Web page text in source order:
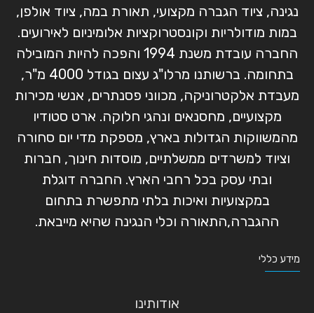
נגינה, ציוד הגברה מקצועי, תאורת במה, ציוד אולפן,
במות מודולריות וקונסטרוקציות אלומיניום לאירועים.
החברה עובדת משנת 1994 והפכה להיות המובילה
בתחומה. ברשותנו מרלו"ג עצום בגודל 4000 מ"ר,
מעבדת אלקטרוניקה, מכווני פסנתרים, אנשי מכירות
מקצועיים, מחסנאים ונהגי חלוקה. ארט סטודיו
מהמשווקות הגדולות בארץ, מספקת מדי יום סחורה
וציוד למשרדים ממשלתיים, מוסדות חינוך, חברות
ובתי עסק בכל רחבי הארץ. החברה דוגלת
במקצועיות ואיכות בלתי מתפשרת בתחום
ההגברה,התאורה וכלי הנגינה שהיא מייבאת.
מידע כללי
אודותינו